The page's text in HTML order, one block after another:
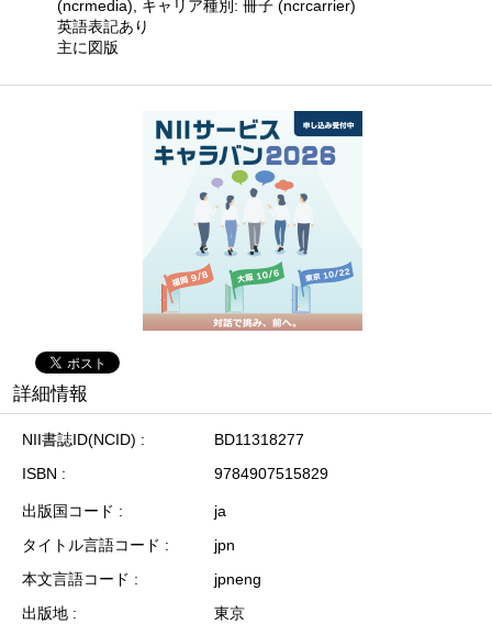
(ncrmedia), キャリア種別: 冊子 (ncrcarrier)
英語表記あり
主に図版
詳細情報
NII書誌ID(NCID)
BD11318277
ISBN
9784907515829
出版国コード
ja
タイトル言語コード
jpn
本文言語コード
jpneng
出版地
東京